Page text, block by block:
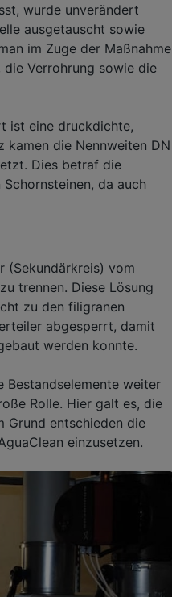
wurde unverändert
ausgetauscht sowie
im Zuge der Maßnahme
Verrohrung sowie die
ist eine druckdichte,
kamen die Nennweiten DN
Dies betraf die
da auch
(Sekundärkreis) vom
trennen. Diese Lösung
zu den filigranen
abgesperrt, damit
werden konnte.
Bestandselemente weiter
Rolle. Hier galt es, die
Grund entschieden die
einzusetzen.